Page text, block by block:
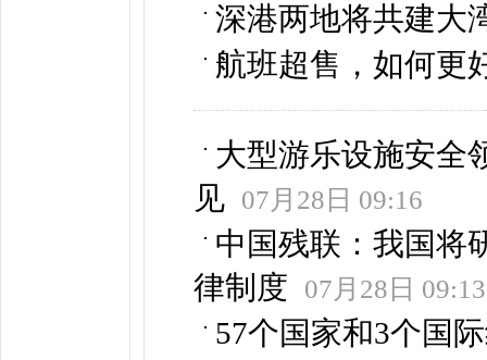
深港两地将共建大
航班超售，如何更
大型游乐设施安全
见 07月28日 09:16
中国残联：我国将
律制度
07月28日 09:13
57个国家和3个国